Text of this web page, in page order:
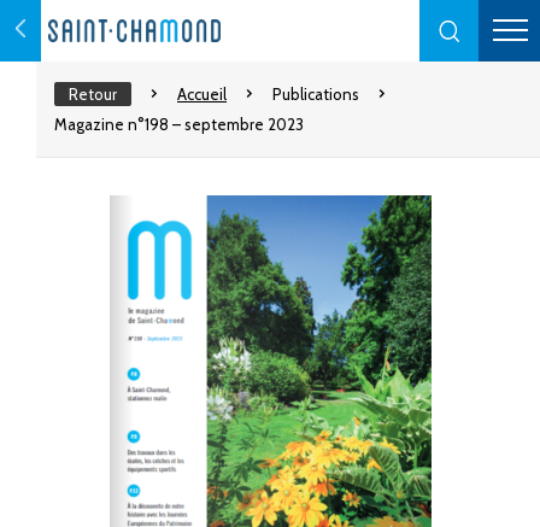
Retour Accueil
Publications
Magazine n°198 – septembre 2023